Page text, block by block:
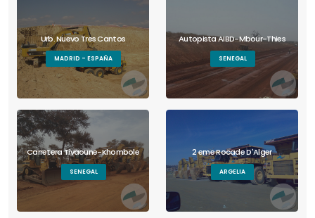
Urb. Nuevo Tres Cantos
MADRID - ESPAÑA
Autopista AIBD-Mbour-Thies
SENEGAL
Carretera Tivaoune-Khombole
SENEGAL
2 eme Rocade D'Alger
ARGELIA